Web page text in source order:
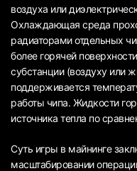
воздуха или
Охлаждающая среда
радиаторами отдельных
более горячей
субстанции (воздуху или
поддерживается
работы чипа. Жидкости
источника тепла по
Суть игры в майнинге
масштабировании